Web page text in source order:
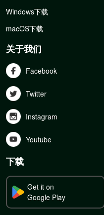
Windows下载
macOS下载
关于我们
Facebook
Twitter
Instagram
Youtube
下载
Get it on
Google Play